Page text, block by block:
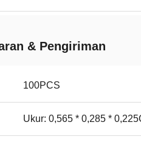
& Pengiriman
100PCS
Ukur: 0,565 * 0,285 *